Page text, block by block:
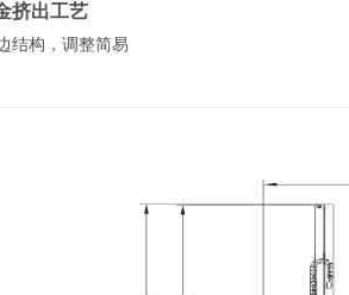
挤出工艺
结构，调整简易